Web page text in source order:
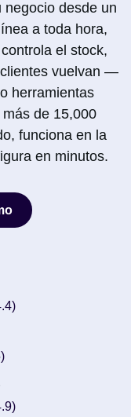
desde un
a toda hora,
el stock,
vuelvan —
herramientas
de 15,000
funciona en la
en minutos.